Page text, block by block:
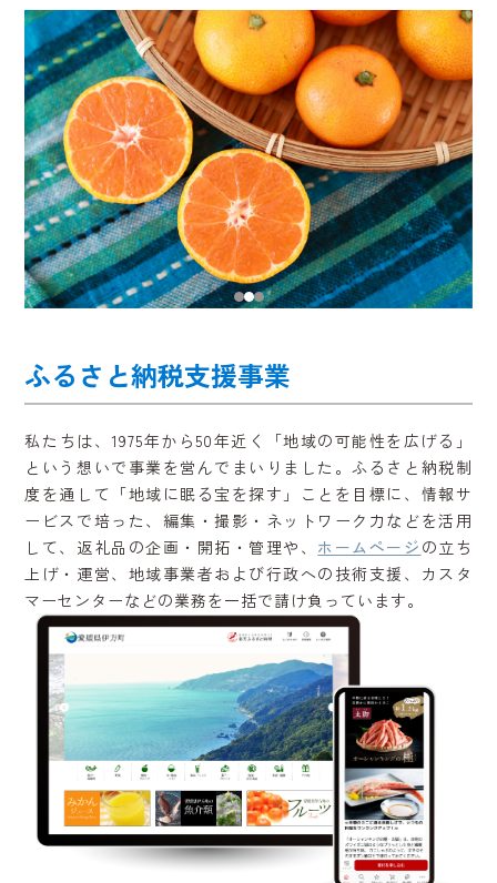
ふるさと納税支援事業
私たちは、1975年から50年近く「地域の可能性を広げる」
という想いで事業を営んでまいりました。ふるさと納税制
度を通して「地域に眠る宝を探す」ことを目標に、情報サ
ービスで培った、編集・撮影・ネットワーク力などを活用
して、返礼品の企画・開拓・管理や、 ホームページ の立ち
上げ・運営、地域事業者および行政への技術支援、カスタ
マーセンターなどの業務を一括で請け負っています。